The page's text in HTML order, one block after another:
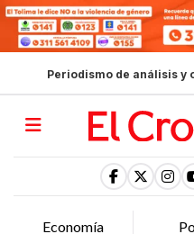
Periodismo de análisis y
Economía